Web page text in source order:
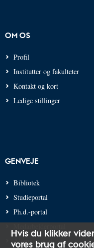
OM OS
Profil
Institutter og fakulteter
Kontakt og kort
Ledige stillinger
GENVEJE
Bibliotek
Studieportal
Ph.d.-portal
Alumneportal
Hvis du klikker
vores brug af